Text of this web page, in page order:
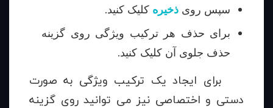
سپس روی ذخیره کلیک کنید.
برای حذف هر ترکیب ویژگی روی گزینه
حذف جلوی آن کلیک کنید.
برای ایجاد یک ترکیب ویژگی به صورت
دستی و اختصاصی نیز می توانید روی گزینه